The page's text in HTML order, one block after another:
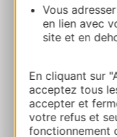
Vous
en lien avec
site et en
En cliquant sur
acceptez tous
accepter et
votre refus et
fonctionnement
Webseite
Facebook
ZU MEINEN